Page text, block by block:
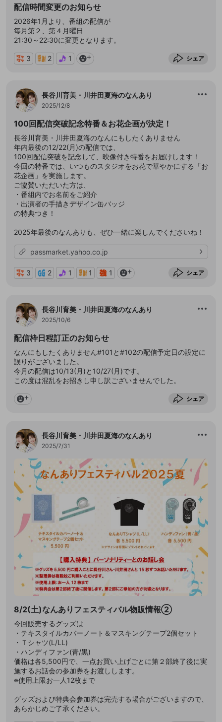
配信時間変更のお知らせ
2026年1月より、番組の配信が
毎月第２、第４月曜日
21:30～22:30に変更となります。
3 2 1 シェア
長谷川育美・川井田夏海のなんあり
2025/12/8
100回配信突破記念特番＆お花企画が決定！
長谷川育美・川井田夏海のなんにもしたくありません
年内最後の12/22(月)の配信では、
100回配信突破を記念して、映像付き特番をお届けします！
今回の特番では、いつものスタジオをお花で華やかにする「お
花企画」を実施します。
ご協賛いただいた方は、
・番組内でお名前をご紹介
・出演者の手描きデザイン缶バッジ
の特典つき！
2025年最後のなんありも、ぜひ一緒に楽しんでくださいね！
passmarket.yahoo.co.jp
3 2 1 1 1 シェア
長谷川育美・川井田夏海のなんあり
2025/10/6
配信枠日程訂正のお知らせ
なんにもしたくありません#101と#102の配信予定日の設定に
誤りがございました。
今月の配信は10/13(月)と10/27(月)です。
この度は混乱をお招きし申し訳ございませんでした。
シェア
長谷川育美・川井田夏海のなんあり
2025/7/31
8/2(土)なんありフェスティバル物販情報②
今回販売するグッズは
・テキスタイルカバーノート＆マスキングテープ2個セット
・Ｔシャツ(L/LL)
・ハンディファン(青/黒)
価格は各5,500円で、一点お買い上げごとに第２部終了後に実
施するお話会の参加券をお渡しします。
※使用上限お一人12枚まで
グッズおよび特典会参加券は完売する場合がございますので、
あらかじめご了承ください。